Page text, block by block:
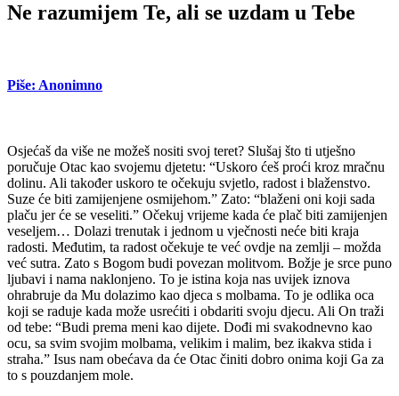
Ne razumijem Te, ali se uzdam u Tebe
Piše: Anonimno
Osjećaš da više ne možeš nositi svoj teret? Slušaj što ti utješno
poručuje Otac kao svojemu djetetu: “Uskoro ćeš proći kroz mračnu
dolinu. Ali također uskoro te očekuju svjetlo, radost i blaženstvo.
Suze će biti zamijenjene osmijehom.” Zato: “blaženi oni koji sada
plaču jer će se veseliti.” Očekuj vrijeme kada će plač biti zamijenjen
veseljem… Dolazi trenutak i jednom u vječnosti neće biti kraja
radosti. Međutim, ta radost očekuje te već ovdje na zemlji – možda
već sutra. Zato s Bogom budi povezan molitvom. Božje je srce puno
ljubavi i nama naklonjeno. To je istina koja nas uvijek iznova
ohrabruje da Mu dolazimo kao djeca s molbama. To je odlika oca
koji se raduje kada može usrećiti i obdariti svoju djecu. Ali On traži
od tebe: “Budi prema meni kao dijete. Dođi mi svakodnevno kao
ocu, sa svim svojim molbama, velikim i malim, bez ikakva stida i
straha.” Isus nam obećava da će Otac činiti dobro onima koji Ga za
to s pouzdanjem mole.